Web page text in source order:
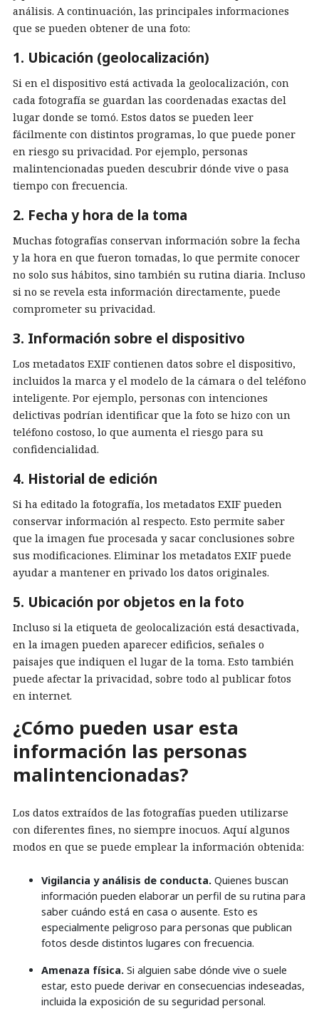
análisis. A continuación, las principales informaciones
que se pueden obtener de una foto:
1. Ubicación (geolocalización)
Si en el dispositivo está activada la geolocalización, con
cada fotografía se guardan las coordenadas exactas del
lugar donde se tomó. Estos datos se pueden leer
fácilmente con distintos programas, lo que puede poner
en riesgo su privacidad. Por ejemplo, personas
malintencionadas pueden descubrir dónde vive o pasa
tiempo con frecuencia.
2. Fecha y hora de la toma
Muchas fotografías conservan información sobre la fecha
y la hora en que fueron tomadas, lo que permite conocer
no solo sus hábitos, sino también su rutina diaria. Incluso
si no se revela esta información directamente, puede
comprometer su privacidad.
3. Información sobre el dispositivo
Los metadatos EXIF contienen datos sobre el dispositivo,
incluidos la marca y el modelo de la cámara o del teléfono
inteligente. Por ejemplo, personas con intenciones
delictivas podrían identificar que la foto se hizo con un
teléfono costoso, lo que aumenta el riesgo para su
confidencialidad.
4. Historial de edición
Si ha editado la fotografía, los metadatos EXIF pueden
conservar información al respecto. Esto permite saber
que la imagen fue procesada y sacar conclusiones sobre
sus modificaciones. Eliminar los metadatos EXIF puede
ayudar a mantener en privado los datos originales.
5. Ubicación por objetos en la foto
Incluso si la etiqueta de geolocalización está desactivada,
en la imagen pueden aparecer edificios, señales o
paisajes que indiquen el lugar de la toma. Esto también
puede afectar la privacidad, sobre todo al publicar fotos
en internet.
¿Cómo pueden usar esta
información las personas
malintencionadas?
Los datos extraídos de las fotografías pueden utilizarse
con diferentes fines, no siempre inocuos. Aquí algunos
modos en que se puede emplear la información obtenida:
Vigilancia y análisis de conducta. Quienes buscan
información pueden elaborar un perfil de su rutina para
saber cuándo está en casa o ausente. Esto es
especialmente peligroso para personas que publican
fotos desde distintos lugares con frecuencia.
Amenaza física. Si alguien sabe dónde vive o suele
estar, esto puede derivar en consecuencias indeseadas,
incluida la exposición de su seguridad personal.